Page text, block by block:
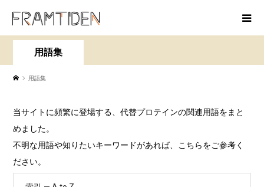
用語集
用語集
当サイトに頻繁に登場する、代替プロテインの関連用語をまと
めました。
不明な用語や知りたいキーワードがあれば、こちらをご参考く
ださい。